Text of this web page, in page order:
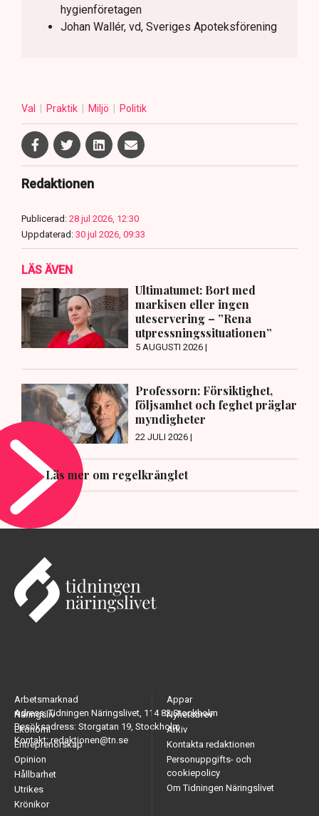
hygienföretagen
Johan Wallér, vd, Sveriges Apoteksförening
Val Praktik Miljö Politik
Redaktionen
Publicerad: 28 jul 2026, 12:30
Uppdaterad: 30 jul 2026, 09:33
LÄS ÄVEN
Ultimatumet: Bort med
markisen eller ingen
uteservering – ”Rena
utpressningssituationen”
5 AUGUSTI 2026 |
Professorn: Försiktighet,
följsamhet och feghet präglar
myndigheter
22 JULI 2026 |
Läs mer om regelkrånglet
Adress: Tidningen Näringslivet, 114 82 Stockholm
Besöksadress: Storgatan 19, Stockholm
Kontakt: redaktionen@tn.se
Arbetsmarknad
Näringsliv
Ekonomi
Entreprenörskap
Opinion
Hållbarhet
Utrikes
Krönikor
Appar
Nyhetsbrev
Arkiv
Kontakta redaktionen
Personuppgifts- och
cookiepolicy
Om Tidningen Näringslivet